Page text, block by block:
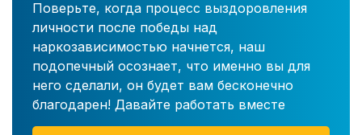
Поверьте, когда процесс выздоровления
личности после победы над
наркозависимостью начнется, наш
подопечный осознает, что именно вы для
него сделали, он будет вам бесконечно
благодарен! Давайте работать вместе